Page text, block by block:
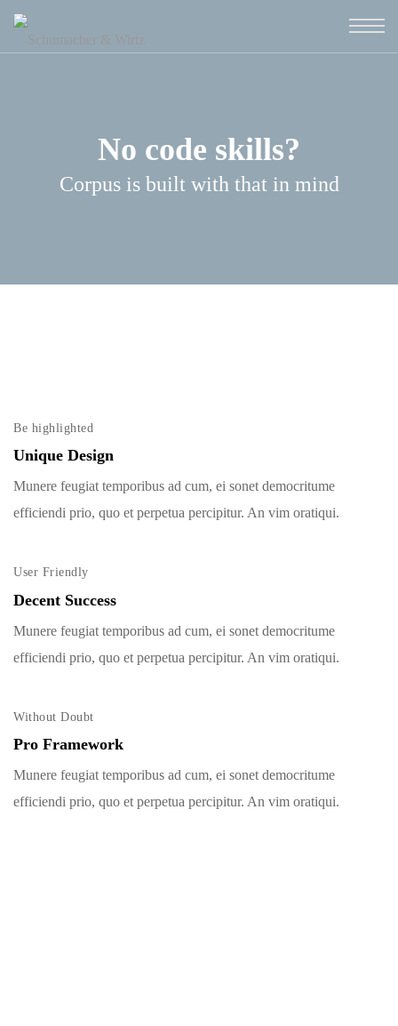
No code skills?
Corpus is built with that in mind
Be highlighted
Unique Design
Munere feugiat temporibus ad cum, ei sonet democritume
efficiendi prio, quo et perpetua percipitur. An vim oratiqui.
User Friendly
Decent Success
Munere feugiat temporibus ad cum, ei sonet democritume
efficiendi prio, quo et perpetua percipitur. An vim oratiqui.
Without Doubt
Pro Framework
Munere feugiat temporibus ad cum, ei sonet democritume
efficiendi prio, quo et perpetua percipitur. An vim oratiqui.